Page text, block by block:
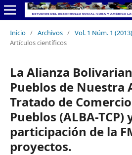
Inicio / Archivos / Vol. 1 Núm. 1
Artículos científicos
La Alianza
Pueblos de Nuestra
Tratado de
Pueblos (ALBA-TCP)
participación de la
proyectos.